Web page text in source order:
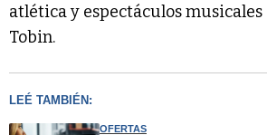
atlética y espectáculos musicales
Tobin.
LEÉ TAMBIÉN:
OFERTAS